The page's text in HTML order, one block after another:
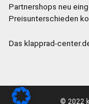
Partnershops neu
Preisunterschieden
Das klapprad-
© 2022